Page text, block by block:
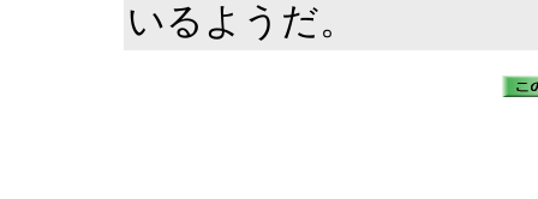
いるようだ。